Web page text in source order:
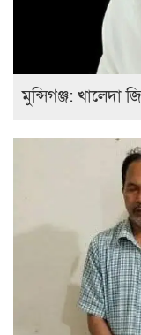
মুন্সিগঞ্জ: খালেদা